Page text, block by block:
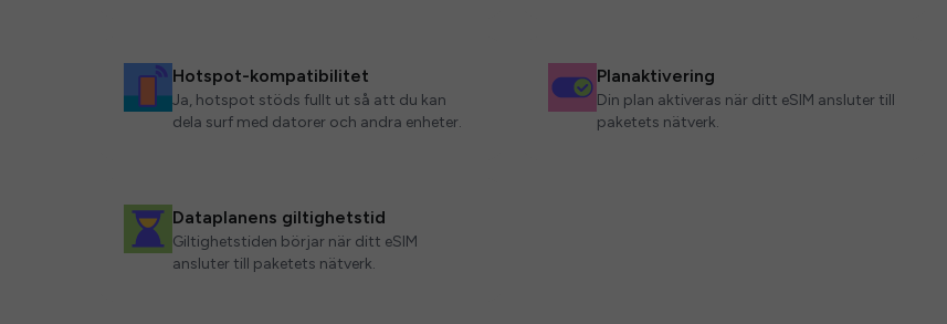
Hotspot-kompatibilitet
Ja, hotspot stöds fullt ut så att du kan
dela surf med datorer och andra enheter.
Planaktivering
Din plan aktiveras när ditt eSIM ansluter till
paketets nätverk.
Dataplanens giltighetstid
Giltighetstiden börjar när ditt eSIM
ansluter till paketets nätverk.